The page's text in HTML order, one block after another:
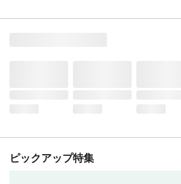
ピックアップ特集